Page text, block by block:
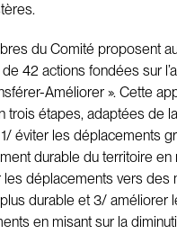
du Comité proposent
42 actions fondées sur
Améliorer ». Cette
trois étapes, adaptées de
éviter les déplacements
durable du territoire en
les déplacements vers des
durable et 3/ améliorer
en misant sur la